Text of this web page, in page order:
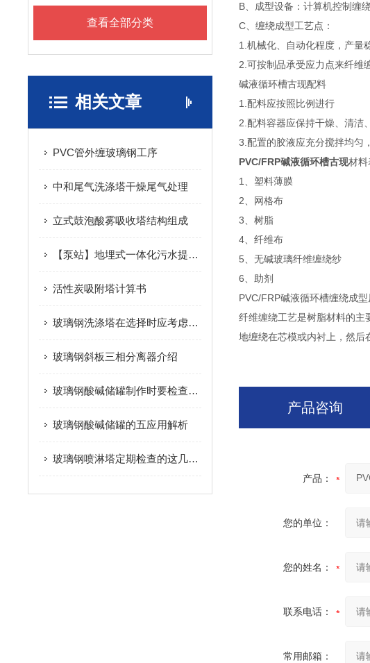
查看全部分类
相关文章
PVC管外缠玻璃钢工序
中和尾气洗涤塔干燥尾气处理
立式鼓泡酸雾吸收塔结构组成
【泵站】地埋式一体化污水提升泵站下井（池）作业规程
活性炭吸附塔计算书
玻璃钢洗涤塔在选择时应考虑的因素
玻璃钢斜板三相分离器介绍
玻璃钢酸碱储罐制作时要检查的事项
玻璃钢酸碱储罐的五应用解析
玻璃钢喷淋塔定期检查的这几点有没有做到位？
B、成型设备：计算机控制缠
C、缠绕成型工艺点：
1.机械化、自动化程度，产量
2.可按制品承受应力点来纤维
碱液循环槽古现配料
1.配料应按照比例进行
2.配料容器应保持干燥、清洁
3.配置的胶液应充分搅拌均匀
PVC/FRP碱液循环槽古现材料
1、塑料薄膜
2、网格布
3、树脂
4、纤维布
5、无碱玻璃纤维缠绕纱
6、助剂
PVC/FRP碱液循环槽缠绕成型
纤维缠绕工艺是树脂材料的主
地缠绕在芯模或内衬上，然后
产品咨询
产品：
您的单位：
您的姓名：
联系电话：
常用邮箱：